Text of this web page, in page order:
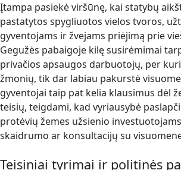
Įtampa pasiekė viršūnę, kai statybų
pastatytos spygliuotos vielos tvoros,
gyventojams ir žvejams priėjimą prie
Gegužės pabaigoje kilę susirėmimai
privačios apsaugos darbuotojų, per
žmonių, tik dar labiau pakurstė
gyventojai taip pat kelia klausimus dėl
teisių, teigdami, kad vyriausybė
protėvių žemes užsienio
skaidrumo ar konsultacijų su
Teisiniai tyrimai ir politinės